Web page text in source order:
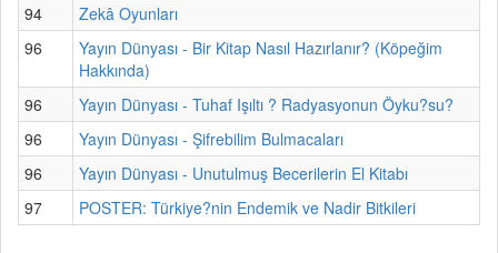
94
Zekâ Oyunları
96
Yayın Dünyası - Bir Kitap Nasıl Hazırlanır? (Köpeğim
Hakkında)
96
Yayın Dünyası - Tuhaf Işıltı ? Radyasyonun Öyku?su?
96
Yayın Dünyası - Şifrebilim Bulmacaları
96
Yayın Dünyası - Unutulmuş Becerilerin El Kitabı
97
POSTER: Türkiye?nin Endemik ve Nadir Bitkileri